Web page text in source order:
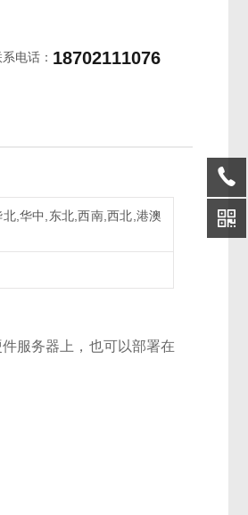
电话： 18702111076
,华中,东北,西南,西北,港澳
服务器上，也可以部署在